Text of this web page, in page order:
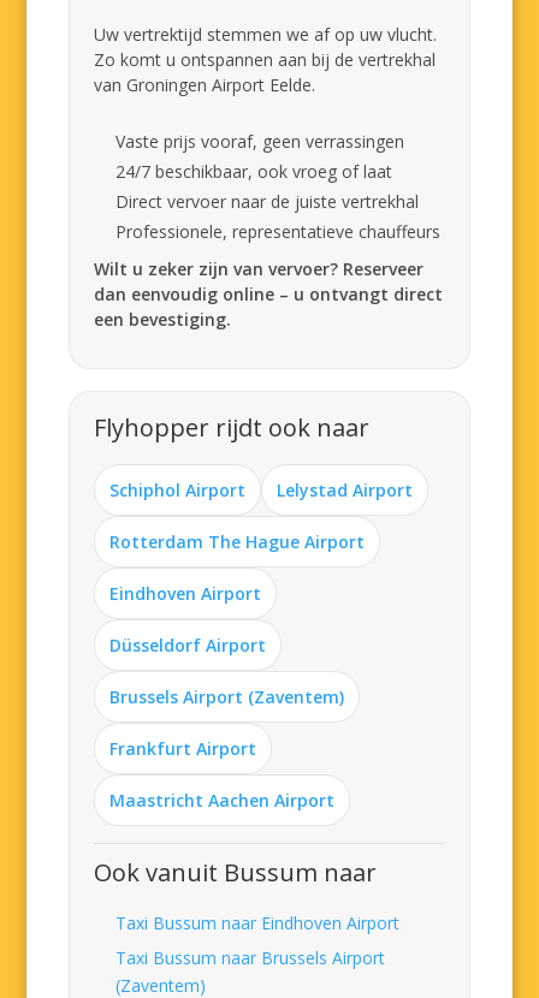
Uw vertrektijd stemmen we af op uw vlucht.
Zo komt u ontspannen aan bij de vertrekhal
van Groningen Airport Eelde.
Vaste prijs vooraf, geen verrassingen
24/7 beschikbaar, ook vroeg of laat
Direct vervoer naar de juiste vertrekhal
Professionele, representatieve chauffeurs
Wilt u zeker zijn van vervoer? Reserveer
dan eenvoudig online – u ontvangt direct
een bevestiging.
Flyhopper rijdt ook naar
Schiphol Airport Lelystad Airport
Rotterdam The Hague Airport
Eindhoven Airport
Düsseldorf Airport
Brussels Airport (Zaventem)
Frankfurt Airport
Maastricht Aachen Airport
Ook vanuit Bussum naar
Taxi Bussum naar Eindhoven Airport
Taxi Bussum naar Brussels Airport
(Zaventem)